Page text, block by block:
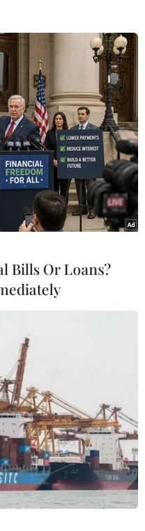
quan tới vấn đề
McDonald's,
vẫn chưa trả lời
tin trên./.
(TTXVN/Vietnam+)
nước ngoài
#chiến dịch quân sự
Nga
Bills Or Loans?